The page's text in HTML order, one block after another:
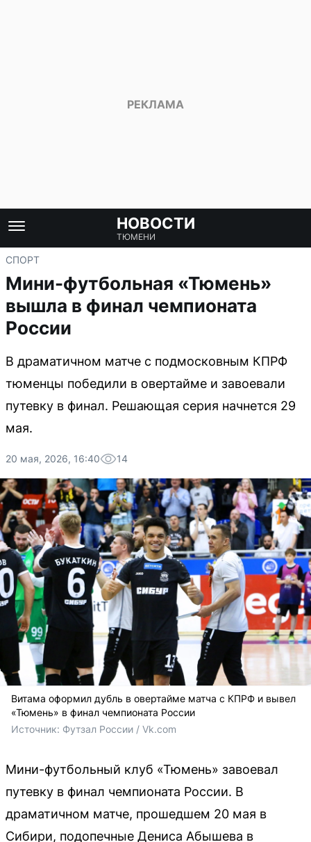
НОВОСТИ
ТЮМЕНИ
СПОРТ
Мини-футбольная «Тюмень»
вышла в финал чемпионата
России
В драматичном матче с подмосковным КПРФ
тюменцы победили в овертайме и завоевали
путевку в финал. Решающая серия начнется 29
мая.
20 мая, 2026, 16:40 14
Витама оформил дубль в овертайме матча с КПРФ и вывел
«Тюмень» в финал чемпионата России
Источник: Футзал России / Vk.com
Мини-футбольный клуб «Тюмень» завоевал
путевку в финал чемпионата России. В
драматичном матче, прошедшем 20 мая в
Сибири, подопечные Дениса Абышева в